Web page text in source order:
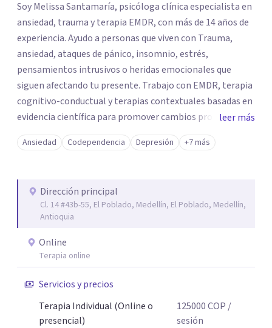
Soy Melissa Santamaría, psicóloga clínica especialista en
ansiedad, trauma y terapia EMDR, con más de 14 años de
experiencia. Ayudo a personas que viven con Trauma,
ansiedad, ataques de pánico, insomnio, estrés,
pensamientos intrusivos o heridas emocionales que
siguen afectando tu presente. Trabajo con EMDR, terapia
cognitivo-conductual y terapias contextuales basadas en
evidencia científica para promover cambios profundos y
duraderos. Atiendo adultos, adolescentes, parejas y
familias de forma presencial en Medellín y online, en un
leer más
Ansiedad Codependencia Depresión +7 más
Dirección principal
Cl. 14 #43b-55, El Poblado, Medellín, El Poblado, Medellín,
Antioquia
Online
Terapia online
Servicios y precios
Terapia Individual (Online o
presencial)
125000COP /
sesión